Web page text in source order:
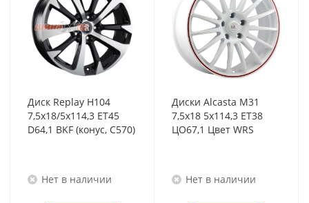
Диск Replay H104
7,5x18/5x114,3 ET45
D64,1 BKF (конус, C570)
Нет в наличии
Диски Alcasta M31
7,5x18 5x114,3 ET38
ЦО67,1 Цвет WRS
Нет в наличии